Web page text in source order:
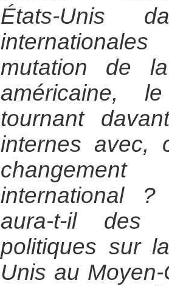
États-Unis
mutation de
américaine,
tournant
internes avec,
international
aura-t-il des
politiques sur
Unis au